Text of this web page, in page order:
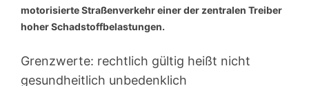
motorisierte Straßenverkehr einer der zentralen Treiber
hoher Schadstoffbelastungen.
Grenzwerte: rechtlich gültig heißt nicht
gesundheitlich unbedenklich